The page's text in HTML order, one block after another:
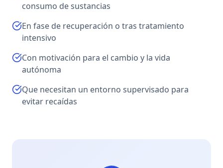
consumo de sustancias
En fase de recuperación o tras tratamiento
intensivo
Con motivación para el cambio y la vida
autónoma
Que necesitan un entorno supervisado para
evitar recaídas